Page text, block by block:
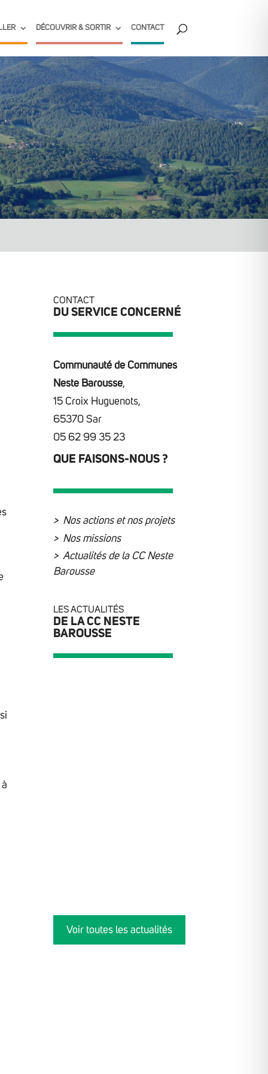
DÉCOUVRIR & SORTIR CONTACT
CONTACT
DU SERVICE CONCERNÉ
Communauté de Communes
Neste Barousse,
15 Croix Huguenots,
65370 Sar
05 62 99 35 23
QUE FAISONS-NOUS ?
Nos actions et nos projets
Nos missions
Actualités de la CC Neste
Barousse
LES ACTUALITÉS
DE LA CC NESTE
BAROUSSE
Voir toutes les actualités